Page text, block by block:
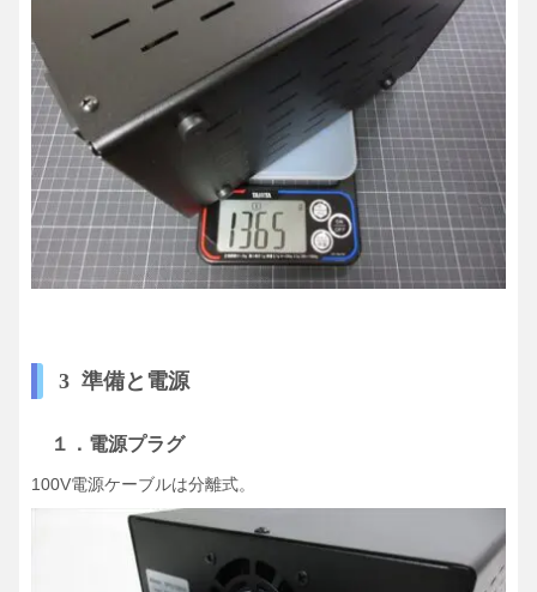
3 準備と電源
１．電源プラグ
100V電源ケーブルは分離式。